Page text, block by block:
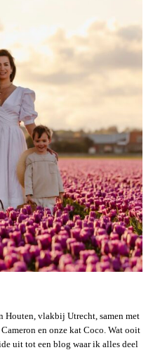
Houten, vlakbij Utrecht, samen met
en onze kat Coco. Wat ooit
uit tot een blog waar ik alles deel